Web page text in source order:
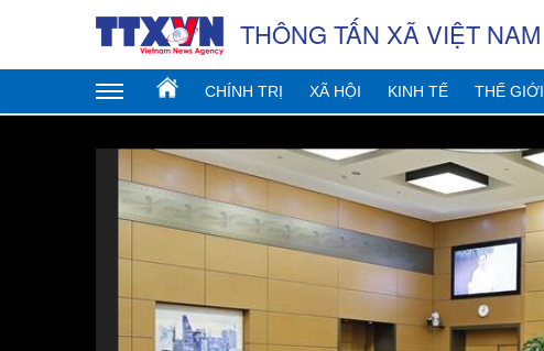
THÔNG TẤN XÃ VIỆT NAM
CHÍNH TRỊ XÃ HỘI KINH TẾ THẾ GIỚI